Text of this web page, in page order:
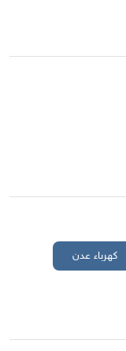
كهرباء عدن